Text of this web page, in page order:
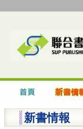
新書情報